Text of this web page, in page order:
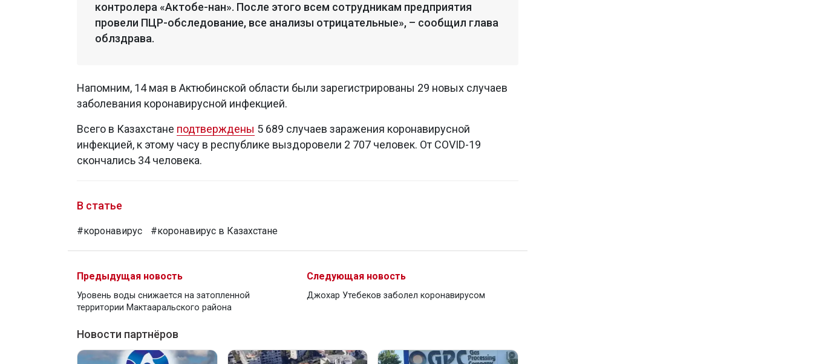
контролера «Актобе-нан». После этого всем сотрудникам предприятия
провели ПЦР-обследование, все анализы отрицательные», – сообщил глава
облздрава.
Напомним, 14 мая в Актюбинской области были зарегистрированы 29 новых случаев
заболевания коронавирусной инфекцией.
Всего в Казахстане подтверждены 5 689 случаев заражения коронавирусной
инфекцией, к этому часу в республике выздоровели 2 707 человек. От COVID-19
скончались 34 человека.
В статье
#коронавирус #коронавирус в Казахстане
Предыдущая новость
Уровень воды снижается на затопленной
территории Мактааральского района
Следующая новость
Джохар Утебеков заболел коронавирусом